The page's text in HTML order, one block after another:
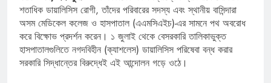
শতাধিক ডায়ালিসিস রোগী, তাঁদের পরিবারের সদস্য এবং স্থানীয় বাসিন্দারা
অসম মেডিকেল কলেজ ও হাসপাতাল (এএমসিএইচ)-এর সামনে পথ অবরোধ
করে বিক্ষোভ প্রদর্শন করেন। ১ জুলাই থেকে বেসরকারি তালিকাভুক্ত
হাসপাতালগুলিতে নগদবিহীন (ক্যাশলেস) ডায়ালিসিস পরিষেবা বন্ধ করার
সরকারি সিদ্ধান্তের বিরুদ্ধেই এই আন্দোলন গড়ে ওঠে।